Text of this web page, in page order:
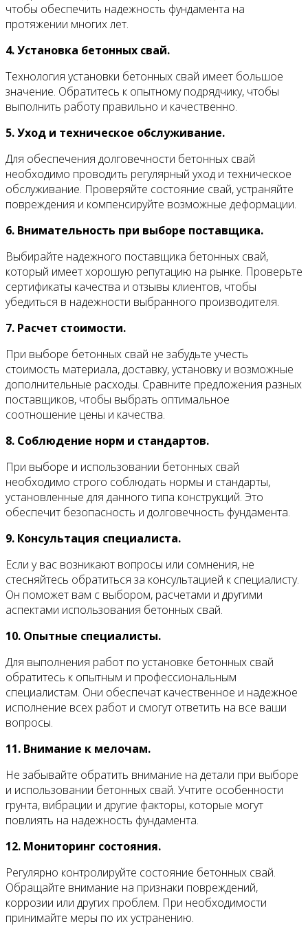
чтобы обеспечить надежность фундамента на
протяжении многих лет.
4. Установка бетонных свай.
Технология установки бетонных свай имеет большое
значение. Обратитесь к опытному подрядчику, чтобы
выполнить работу правильно и качественно.
5. Уход и техническое обслуживание.
Для обеспечения долговечности бетонных свай
необходимо проводить регулярный уход и техническое
обслуживание. Проверяйте состояние свай, устраняйте
повреждения и компенсируйте возможные деформации.
6. Внимательность при выборе поставщика.
Выбирайте надежного поставщика бетонных свай,
который имеет хорошую репутацию на рынке. Проверьте
сертификаты качества и отзывы клиентов, чтобы
убедиться в надежности выбранного производителя.
7. Расчет стоимости.
При выборе бетонных свай не забудьте учесть
стоимость материала, доставку, установку и возможные
дополнительные расходы. Сравните предложения разных
поставщиков, чтобы выбрать оптимальное
соотношение цены и качества.
8. Соблюдение норм и стандартов.
При выборе и использовании бетонных свай
необходимо строго соблюдать нормы и стандарты,
установленные для данного типа конструкций. Это
обеспечит безопасность и долговечность фундамента.
9. Консультация специалиста.
Если у вас возникают вопросы или сомнения, не
стесняйтесь обратиться за консультацией к специалисту.
Он поможет вам с выбором, расчетами и другими
аспектами использования бетонных свай.
10. Опытные специалисты.
Для выполнения работ по установке бетонных свай
обратитесь к опытным и профессиональным
специалистам. Они обеспечат качественное и надежное
исполнение всех работ и смогут ответить на все ваши
вопросы.
11. Внимание к мелочам.
Не забывайте обратить внимание на детали при выборе
и использовании бетонных свай. Учтите особенности
грунта, вибрации и другие факторы, которые могут
повлиять на надежность фундамента.
12. Мониторинг состояния.
Регулярно контролируйте состояние бетонных свай.
Обращайте внимание на признаки повреждений,
коррозии или других проблем. При необходимости
принимайте меры по их устранению.